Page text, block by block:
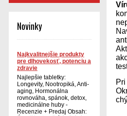
Novinky
Najkvalitnejšie produkty
pre dlhovekosť, potenciu a
zdravie
Najlepšie tabletky:
Longevity, Nootropiká, Anti-
aging, Hormonálna
rovnováha, spánok, detox,
medicinálne huby -
Recenzie + Predaj Obsah: